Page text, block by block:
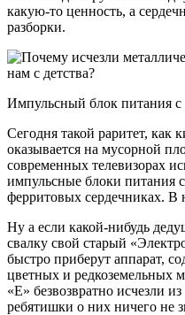
какую-то ценность, а
разборки.
Импульсный блок питания
Сегодня такой раритет, как
оказывается на мусорной
современных телевизорах
импульсные блоки питания
ферритовых сердечниках. В
Ну а если какой-нибудь
свалку свой старый
быстро приберут аппарат,
цветных и редкоземельных
«Е» безвозвратно исчезли
ребятишки о них ничего не